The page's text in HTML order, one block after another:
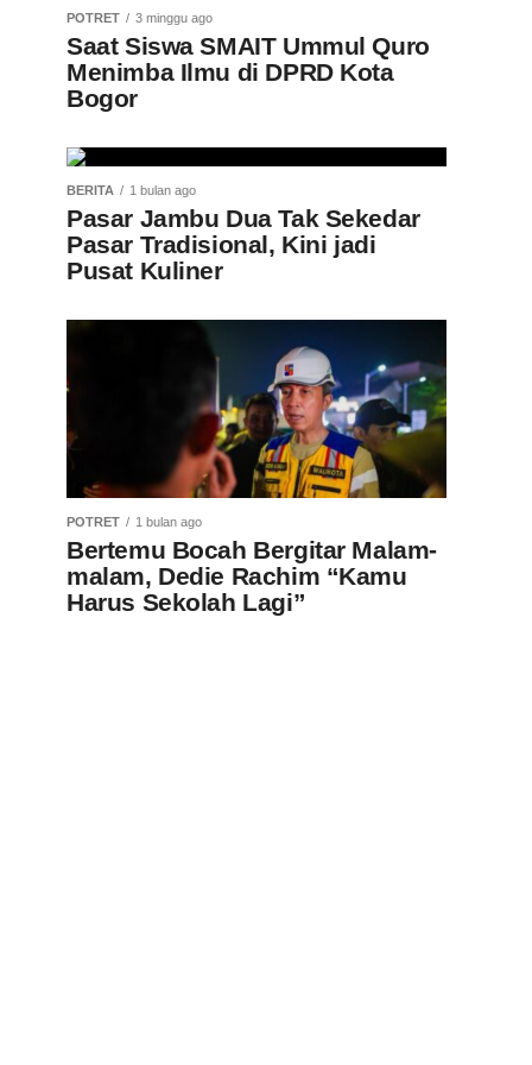
POTRET 3 minggu ago
Saat Siswa SMAIT Ummul Quro
Menimba Ilmu di DPRD Kota
Bogor
BERITA 1 bulan ago
Pasar Jambu Dua Tak Sekedar
Pasar Tradisional, Kini jadi
Pusat Kuliner
POTRET 1 bulan ago
Bertemu Bocah Bergitar Malam-
malam, Dedie Rachim “Kamu
Harus Sekolah Lagi”